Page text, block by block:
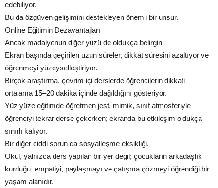
edebiliyor.
Bu da özgüven gelişimini destekleyen önemli bir unsur.
Online Eğitimin Dezavantajları
Ancak madalyonun diğer yüzü de oldukça belirgin.
Ekran başında geçirilen uzun süreler, dikkat süresini azaltıyor ve
öğrenmeyi yüzeyselleştiriyor.
Birçok araştırma, çevrim içi derslerde öğrencilerin dikkati
ortalama 15–20 dakika içinde dağıldığını gösteriyor.
Yüz yüze eğitimde öğretmen jest, mimik, sınıf atmosferiyle
öğrenciyi tekrar derse çekerken; ekranda bu etkileşim oldukça
sınırlı kalıyor.
Bir diğer ciddi sorun da sosyalleşme eksikliği.
Okul, yalnızca ders yapılan bir yer değil; çocukların arkadaşlık
kurduğu, empatiyi, paylaşmayı ve çatışma çözmeyi öğrendiği bir
yaşam alanıdır.